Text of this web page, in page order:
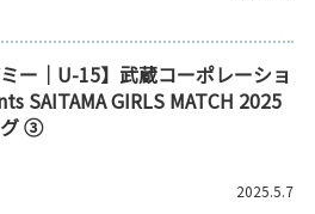
ミー｜U-15】武蔵コーポレーショ
SAITAMA GIRLS MATCH 2025
グ ③
2025.5.7